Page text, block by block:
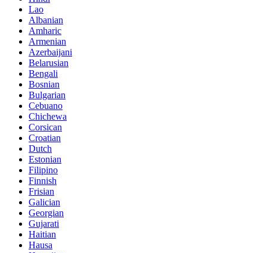
Lao
Albanian
Amharic
Armenian
Azerbaijani
Belarusian
Bengali
Bosnian
Bulgarian
Cebuano
Chichewa
Corsican
Croatian
Dutch
Estonian
Filipino
Finnish
Frisian
Galician
Georgian
Gujarati
Haitian
Hausa